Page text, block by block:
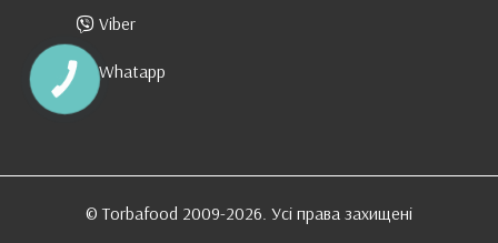
Viber
Whatapp
© Torbafood 2009-2026. Усі права захищені
КНОПКА
ЗВ'ЯЗКУ